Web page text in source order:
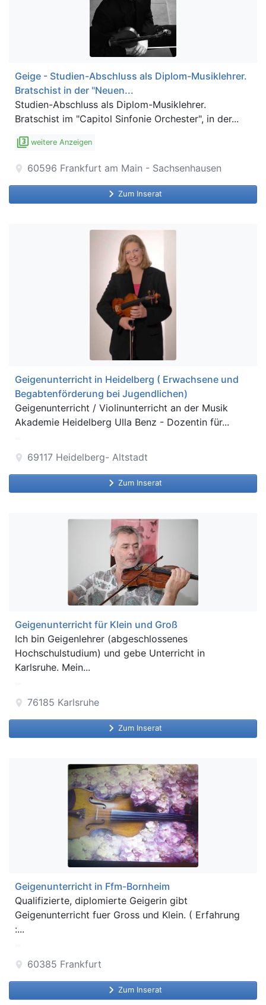
Geige - Studien-Abschluss als Diplom-Musiklehrer.
Bratschist in der "Neuen...
Studien-Abschluss als Diplom-Musiklehrer.
Bratschist im "Capitol Sinfonie Orchester", in der...
filter_3 weitere Anzeigen
location_on 60596 Frankfurt am Main - Sachsenhausen
keyboard_arrow_right Zum Inserat
Geigenunterricht in Heidelberg ( Erwachsene und
Begabtenförderung bei Jugendlichen)
Geigenunterricht / Violinunterricht an der Musik
Akademie Heidelberg Ulla Benz - Dozentin für...
location_on 69117 Heidelberg- Altstadt
keyboard_arrow_right Zum Inserat
Geigenunterricht für Klein und Groß
Ich bin Geigenlehrer (abgeschlossenes
Hochschulstudium) und gebe Unterricht in
Karlsruhe. Mein...
location_on 76185 Karlsruhe
keyboard_arrow_right Zum Inserat
Geigenunterricht in Ffm-Bornheim
Qualifizierte, diplomierte Geigerin gibt
Geigenunterricht fuer Gross und Klein. ( Erfahrung
:...
location_on 60385 Frankfurt
keyboard_arrow_right Zum Inserat